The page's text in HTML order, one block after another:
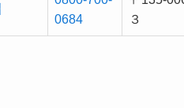
0684
３